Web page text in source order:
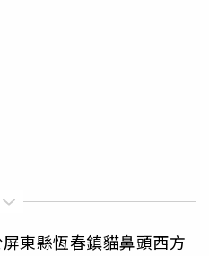
東縣恆春鎮貓鼻頭西方